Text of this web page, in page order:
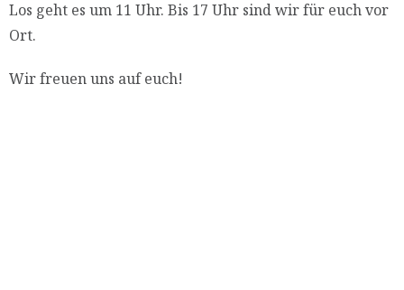
Los geht es um 11 Uhr. Bis 17 Uhr sind wir für euch vor
Ort.
Wir freuen uns auf euch!